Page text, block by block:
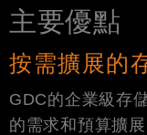
主要優點
按需擴展的
GDC的企業級存
的需求和預算擴